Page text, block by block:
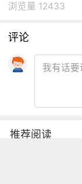
浏览量 12433
评论
推荐阅读